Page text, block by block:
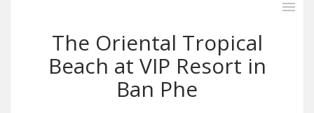
The Oriental Tropical
Beach at VIP Resort in
Ban Phe